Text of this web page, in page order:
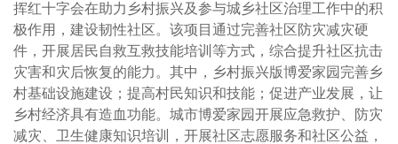
挥红十字会在助力乡村振兴及参与城乡社区治理工作中的积
极作用，建设韧性社区。该项目通过完善社区防灾减灾硬
件，开展居民自救互救技能培训等方式，综合提升社区抗击
灾害和灾后恢复的能力。其中，乡村振兴版博爱家园完善乡
村基础设施建设；提高村民知识和技能；促进产业发展，让
乡村经济具有造血功能。城市博爱家园开展应急救护、防灾
减灾、卫生健康知识培训，开展社区志愿服务和社区公益，